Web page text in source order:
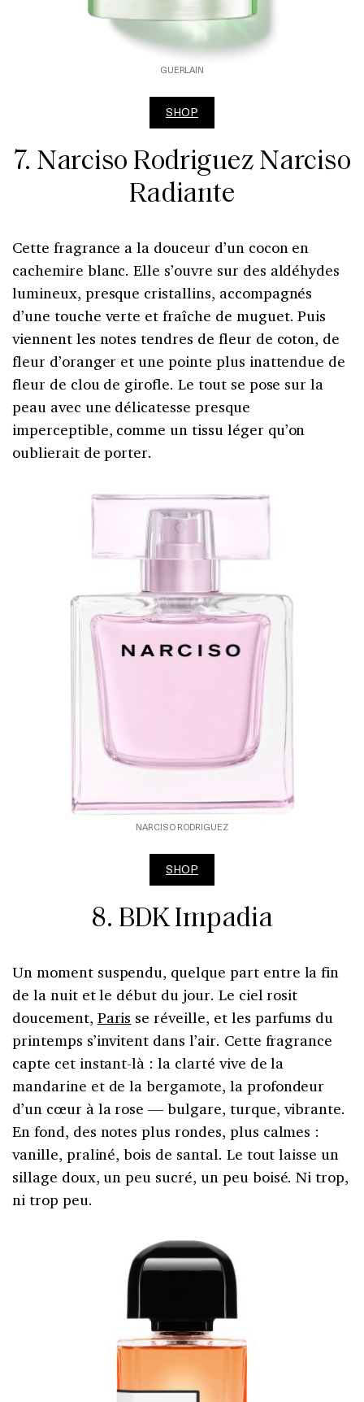
GUERLAIN
SHOP
7. Narciso Rodriguez Narciso
Radiante
Cette fragrance a la douceur d’un cocon en
cachemire blanc. Elle s’ouvre sur des aldéhydes
lumineux, presque cristallins, accompagnés
d’une touche verte et fraîche de muguet. Puis
viennent les notes tendres de fleur de coton, de
fleur d’oranger et une pointe plus inattendue de
fleur de clou de girofle. Le tout se pose sur la
peau avec une délicatesse presque
imperceptible, comme un tissu léger qu’on
oublierait de porter.
NARCISO RODRIGUEZ
SHOP
8. BDK Impadia
Un moment suspendu, quelque part entre la fin
de la nuit et le début du jour. Le ciel rosit
doucement, Paris se réveille, et les parfums du
printemps s’invitent dans l’air. Cette fragrance
capte cet instant-là : la clarté vive de la
mandarine et de la bergamote, la profondeur
d’un cœur à la rose — bulgare, turque, vibrante.
En fond, des notes plus rondes, plus calmes :
vanille, praliné, bois de santal. Le tout laisse un
sillage doux, un peu sucré, un peu boisé. Ni trop,
ni trop peu.